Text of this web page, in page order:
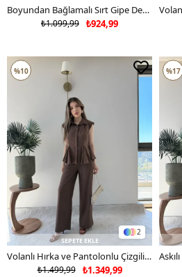
Boyundan Bağlamalı Sırt Gipe Detay Bluz ve Pantolonlu Keten İkili Takım Siyah 2321
₺924,99
₺1.099,99
2
SEPETE EKLE
Volanlı Hırka ve Pantolonlu Çizgili İkili Takım Acı Kahve 2317
₺1.349,99
₺1.499,99
%10 %17